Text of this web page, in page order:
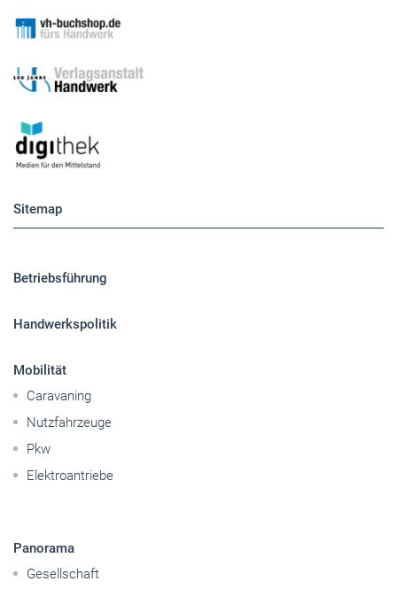
Sitemap
Betriebsführung
Handwerkspolitik
Mobilität
Caravaning
Nutzfahrzeuge
Pkw
Elektroantriebe
Panorama
Gesellschaft